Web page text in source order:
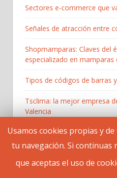
Sectores e-commerce que
Señales de atracción entre
Shopmamparas: Claves del
especializado en mamparas
Tipos de códigos de barras
Tsclima: la mejor empresa
Valencia
Usos de las criptomonedas
Ventajas de preparar
una academia
Usamos cookies propias y
tu navegación. Si continuas
que aceptas el uso de